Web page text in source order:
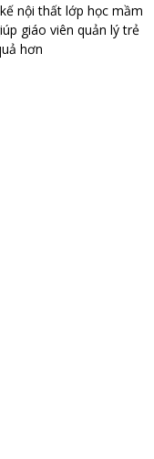
nội thất lớp học mầm
giáo viên quản lý trẻ
hơn